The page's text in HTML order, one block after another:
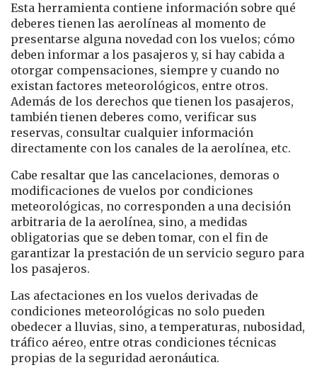
Esta herramienta contiene información sobre qué
deberes tienen las aerolíneas al momento de
presentarse alguna novedad con los vuelos; cómo
deben informar a los pasajeros y, si hay cabida a
otorgar compensaciones, siempre y cuando no
existan factores meteorológicos, entre otros.
Además de los derechos que tienen los pasajeros,
también tienen deberes como, verificar sus
reservas, consultar cualquier información
directamente con los canales de la aerolínea, etc.
Cabe resaltar que las cancelaciones, demoras o
modificaciones de vuelos por condiciones
meteorológicas, no corresponden a una decisión
arbitraria de la aerolínea, sino, a medidas
obligatorias que se deben tomar, con el fin de
garantizar la prestación de un servicio seguro para
los pasajeros.
Las afectaciones en los vuelos derivadas de
condiciones meteorológicas no solo pueden
obedecer a lluvias, sino, a temperaturas, nubosidad,
tráfico aéreo, entre otras condiciones técnicas
propias de la seguridad aeronáutica.